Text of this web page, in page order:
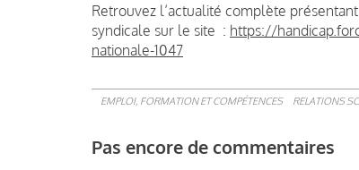
Retrouvez l’actualité complète
syndicale sur le site : https://
nationale-1047
EMPLOI, FORMATION ET COMPÉTENCES RELATIONS
Pas encore de commentaires